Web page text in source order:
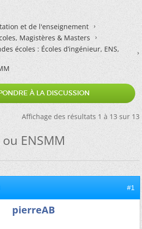
et de l'enseignement
Magistères & Masters
écoles : Écoles d’ingénieur, ENS,
À LA DISCUSSION
Affichage des résultats 1 à 13 sur 13
ou ENSMM
#1
pierreAB